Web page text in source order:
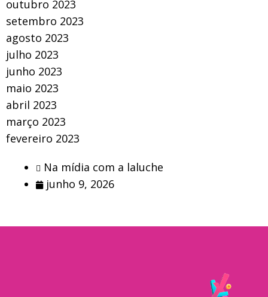
outubro 2023
setembro 2023
agosto 2023
julho 2023
junho 2023
maio 2023
abril 2023
março 2023
fevereiro 2023
Na mídia com a laluche
junho 9, 2026